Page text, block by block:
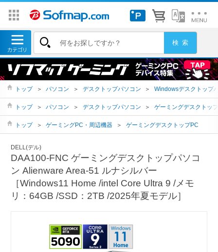
トップ ＞ パソコン ＞ デスクトップパソコン ＞ Windowsデスクトップ
トップ ＞ パソコン ＞ デスクトップパソコン ＞ ゲーミングデスクトッ
トップ ＞ ゲーミングPC・周辺機器 ＞ ゲーミングデスクトップPC
DELL(デル)
DAA100-FNC ゲーミングデスクトップパソコ
ン Alienware Area-51 ルナシルバー
［Windows11 Home /intel Core Ultra 9 /メモ
リ：64GB /SSD：2TB /2025年夏モデル］